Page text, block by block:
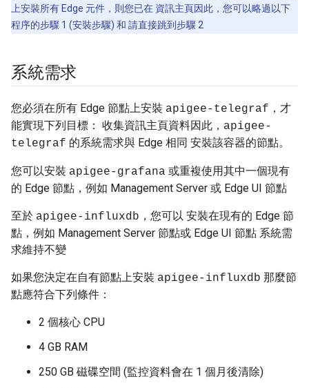
上安裝所有 Edge 元件，則您已在 資訊主頁因此，您可以略過以下
程序的步驟 1 (安裝步驟) 和 請直接跳到步驟 2
系統需求
您必須在所有 Edge 節點上安裝 apigee-telegraf ，才
能實現下列目標： 收集資訊主頁資料因此， apigee-
telegraf 的系統需求與 Edge 相同 安裝該容器的節點。
您可以安裝 apigee-grafana 或重複使用其中一個現有
的 Edge 節點，例如 Management Server 或 Edge UI 節點
至於 apigee-influxdb ，您可以 安裝在現有的 Edge 節
點，例如 Management Server 節點或 Edge UI 節點 系統需
求維持不變
如果您決定在自有節點上安裝 apigee-influxdb 那麼節
點應符合下列條件：
2 個核心 CPU
4 GB RAM
250 GB 磁碟空間 (監控資料會在 1 個月後清除)